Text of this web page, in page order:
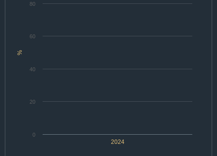
%
2024
0
20
40
60
80